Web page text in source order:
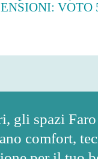
VOTO
gli spazi
comfort,